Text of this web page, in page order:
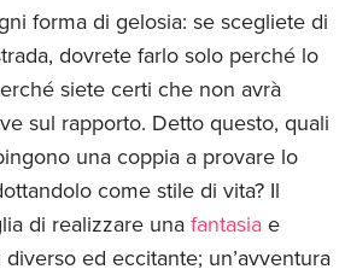
forma di gelosia: se scegliete di
dovrete farlo solo perché lo
siete certi che non avrà
sul rapporto. Detto questo, quali
una coppia a provare lo
come stile di vita? Il
di realizzare una fantasia e
ed eccitante; un’avventura